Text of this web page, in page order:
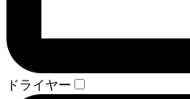
ドライヤー